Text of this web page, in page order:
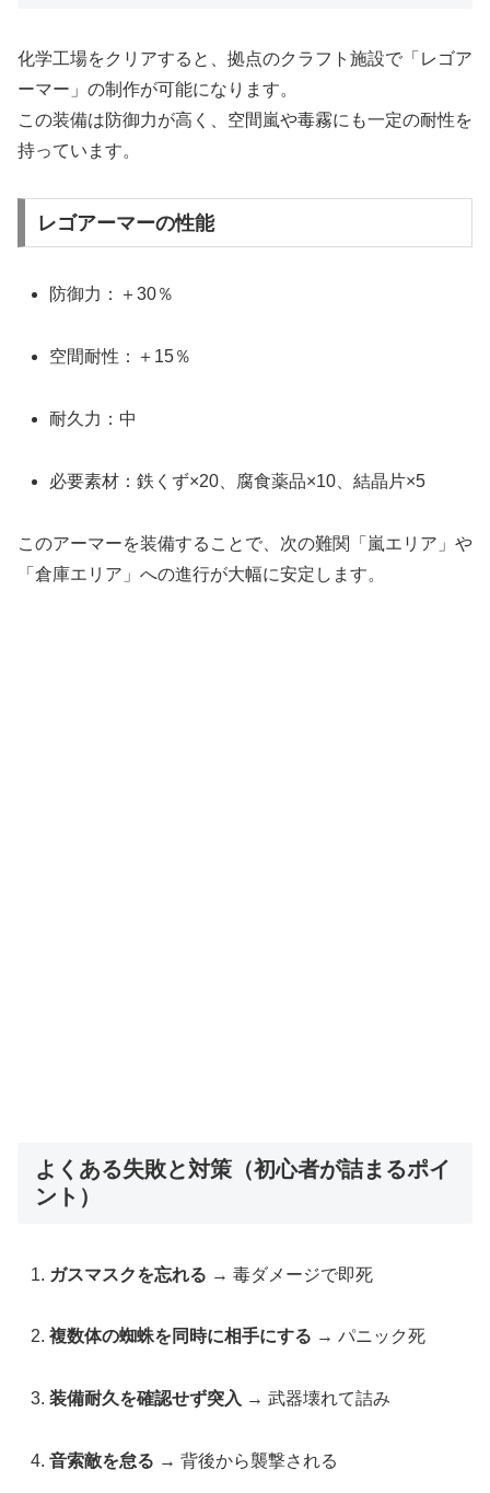
化学工場をクリアすると、拠点のクラフト施設で「レゴア
ーマー」の制作が可能になります。
この装備は防御力が高く、空間嵐や毒霧にも一定の耐性を
持っています。
レゴアーマーの性能
防御力：＋30％
空間耐性：＋15％
耐久力：中
必要素材：鉄くず×20、腐食薬品×10、結晶片×5
このアーマーを装備することで、次の難関「嵐エリア」や
「倉庫エリア」への進行が大幅に安定します。
よくある失敗と対策（初心者が詰まるポイ
ント）
ガスマスクを忘れる → 毒ダメージで即死
複数体の蜘蛛を同時に相手にする → パニック死
装備耐久を確認せず突入 → 武器壊れて詰み
音索敵を怠る → 背後から襲撃される